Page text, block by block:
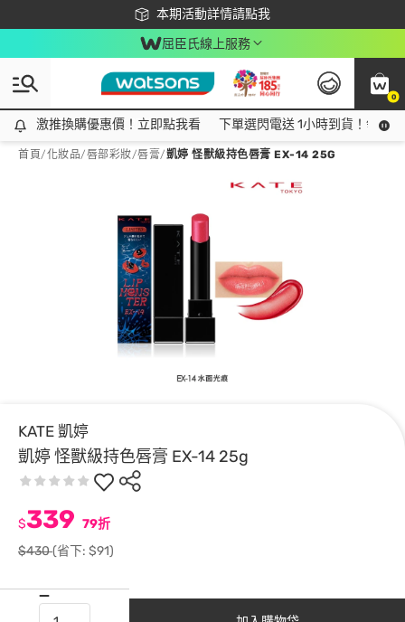
本期活動詳情請點我
下載app最高回饋$350
屈臣氏線上服務
0
激推換購優惠價！立即點我看
激推換購優惠價！立即點我看 下單選閃電送 1小時到貨！領神
首頁/化妝品/唇部彩妝/唇膏/凱婷 怪獸級持色唇膏 EX-14 25G
KATE 凱婷
凱婷 怪獸級持色唇膏 EX-14 25g
$339 79折
$430(省下: $91)